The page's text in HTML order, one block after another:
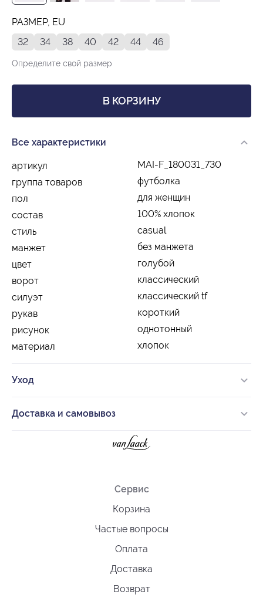
РАЗМЕР, EU
32
34 38 40 42 44 46
Определите свой размер
В КОРЗИНУ
Все характеристики
артикул
MAI-F_180031_730
группа товаров
футболка
пол
для женщин
состав
100% хлопок
стиль
casual
манжет
без манжета
цвет
голубой
ворот
классический
силуэт
классический tf
рукав
короткий
рисунок
однотонный
материал
хлопок
Уход
Доставка и самовывоз
Сервис
Корзина
Частые вопросы
Оплата
Доставка
Возврат